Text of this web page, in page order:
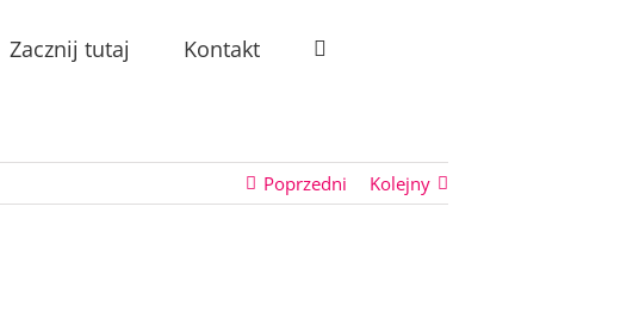
Zacznij tutaj Kontakt
Poprzedni Kolejny